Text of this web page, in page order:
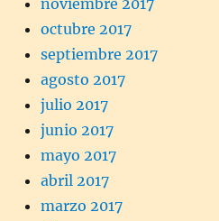
noviembre 2017
octubre 2017
septiembre 2017
agosto 2017
julio 2017
junio 2017
mayo 2017
abril 2017
marzo 2017